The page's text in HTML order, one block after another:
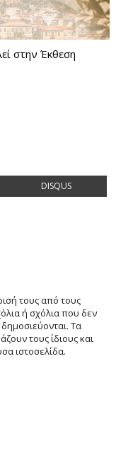
στην Έκθεση
DISQUS
τους από τους
ή σχόλια που δεν
Τα
τους ίδιους και
ιστοσελίδα.